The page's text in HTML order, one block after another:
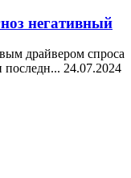
негативный
драйвером спроса
24.07.2024